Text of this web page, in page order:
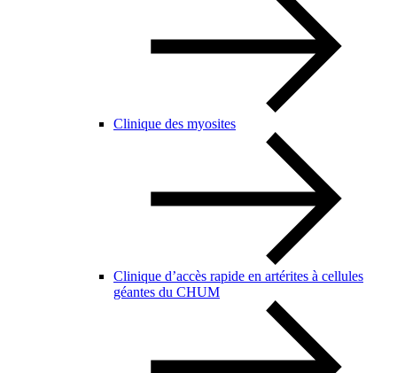
Clinique des myosites
Clinique d’accès rapide en artérites à cellules
géantes du CHUM